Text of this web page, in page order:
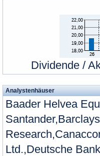
Dividende /
Analystenhäuser
Baader Helvea
Ltd.,Deutsche